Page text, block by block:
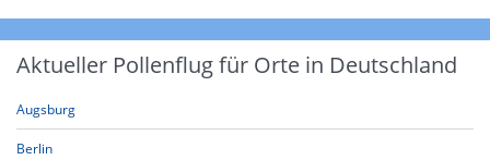
Aktueller Pollenflug für Orte in Deutschland
Augsburg
Berlin